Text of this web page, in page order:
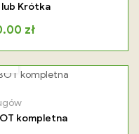
lub Krótka
zł
kompletna